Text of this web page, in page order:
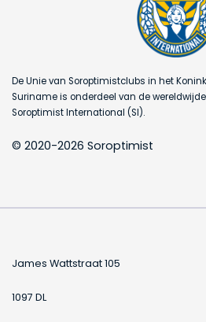
De Unie van Soroptimistclubs in het
Suriname is onderdeel van de
Soroptimist International (SI).
© 2020-2026 Soroptimist
James Wattstraat 105
1097 DL